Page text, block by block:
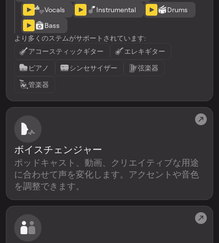
Vocals
Instrumental
Drums
Bass
より多くのステムがサポートされています:
アコースティックギター
エレキギター
ピアノ
シンセサイザー
弦楽器
管楽器
ボイスチェンジャー
ポッドキャスト、動画、クリエイティブな用途
に合わせて声を変化します。アクセントや音色
を調整できます。